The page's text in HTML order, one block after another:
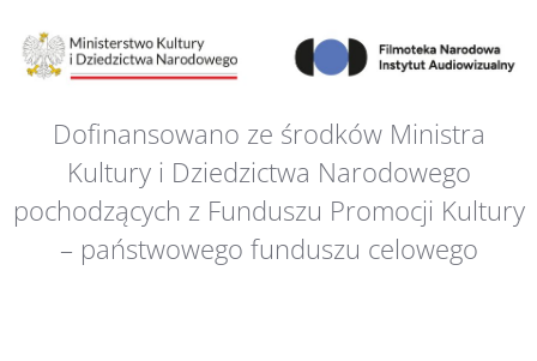
Dofinansowano ze środków Ministra
Kultury i Dziedzictwa Narodowego
pochodzących z Funduszu Promocji Kultury
– państwowego funduszu celowego